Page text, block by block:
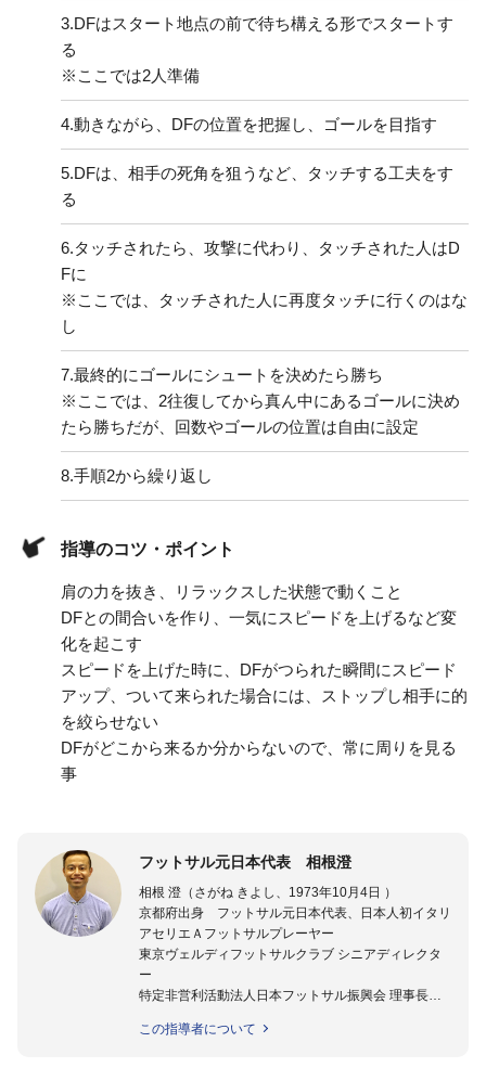
3.DFはスタート地点の前で待ち構える形でスタートす
る
※ここでは2人準備
4.動きながら、DFの位置を把握し、ゴールを目指す
5.DFは、相手の死角を狙うなど、タッチする工夫をす
る
6.タッチされたら、攻撃に代わり、タッチされた人はD
Fに
※ここでは、タッチされた人に再度タッチに行くのはな
し
7.最終的にゴールにシュートを決めたら勝ち
※ここでは、2往復してから真ん中にあるゴールに決め
たら勝ちだが、回数やゴールの位置は自由に設定
8.手順2から繰り返し
指導のコツ・ポイント
肩の力を抜き、リラックスした状態で動くこと
DFとの間合いを作り、一気にスピードを上げるなど変
化を起こす
スピードを上げた時に、DFがつられた瞬間にスピード
アップ、ついて来られた場合には、ストップし相手に的
を絞らせない
DFがどこから来るか分からないので、常に周りを見る
事
フットサル元日本代表 相根澄
相根 澄（さがね きよし、1973年10月4日 ）
京都府出身 フットサル元日本代表、日本人初イタリ
アセリエＡフットサルプレーヤー
東京ヴェルディフットサルクラブ シニアディレクタ
ー
特定非営利活動法人日本フットサル振興会 理事長
2008年- 2009年 フットサル日本代表テクニカルスタ
この指導者について